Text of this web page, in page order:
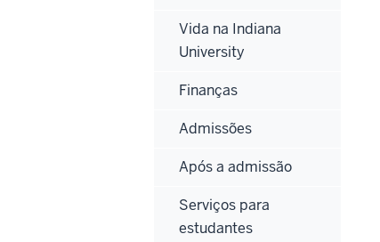
Vida na Indiana
University
Finanças
Admissões
Após a admissão
Serviços para
estudantes